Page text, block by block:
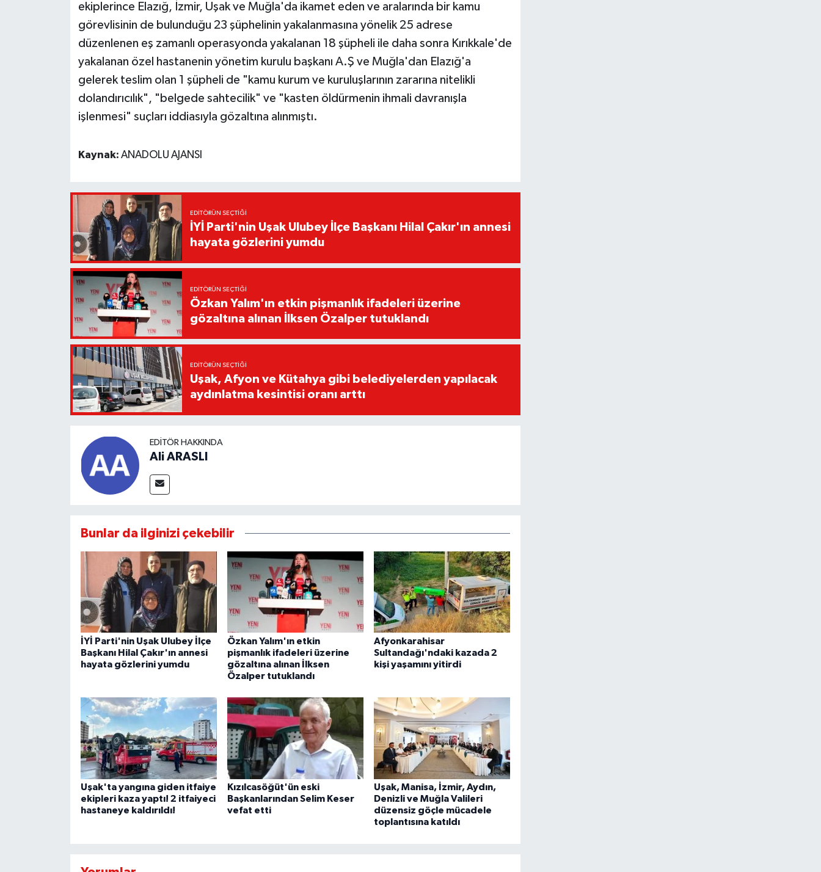
ekiplerince Elazığ, İzmir, Uşak ve Muğla'da ikamet eden ve aralarında bir kamu
görevlisinin de bulunduğu 23 şüphelinin yakalanmasına yönelik 25 adrese
düzenlenen eş zamanlı operasyonda yakalanan 18 şüpheli ile daha sonra Kırıkkale'de
yakalanan özel hastanenin yönetim kurulu başkanı A.Ş ve Muğla'dan Elazığ'a
gelerek teslim olan 1 şüpheli de "kamu kurum ve kuruluşlarının zararına nitelikli
dolandırıcılık", "belgede sahtecilik" ve "kasten öldürmenin ihmali davranışla
işlenmesi" suçları iddiasıyla gözaltına alınmıştı.
Kaynak: ANADOLU AJANSI
EDITÖRÜN SEÇTIĞI
İYİ Parti'nin Uşak Ulubey İlçe Başkanı Hilal Çakır'ın annesi
hayata gözlerini yumdu
EDITÖRÜN SEÇTIĞI
Özkan Yalım'ın etkin pişmanlık ifadeleri üzerine
gözaltına alınan İlksen Özalper tutuklandı
EDITÖRÜN SEÇTIĞI
Uşak, Afyon ve Kütahya gibi belediyelerden yapılacak
aydınlatma kesintisi oranı arttı
EDITÖR HAKKINDA
Ali ARASLI
Bunlar da ilginizi çekebilir
İYİ Parti'nin Uşak Ulubey İlçe
Başkanı Hilal Çakır'ın annesi
hayata gözlerini yumdu
Özkan Yalım'ın etkin
pişmanlık ifadeleri üzerine
gözaltına alınan İlksen
Özalper tutuklandı
Afyonkarahisar
Sultandağı'ndaki kazada 2
kişi yaşamını yitirdi
Uşak'ta yangına giden itfaiye
ekipleri kaza yaptı! 2 itfaiyeci
hastaneye kaldırıldı!
Kızılcasöğüt'ün eski
Başkanlarından Selim Keser
vefat etti
Uşak, Manisa, İzmir, Aydın,
Denizli ve Muğla Valileri
düzensiz göçle mücadele
toplantısına katıldı